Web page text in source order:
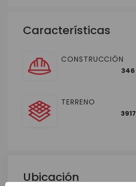
Características
CONSTRUCCIÓN
346
TERRENO
3917
Ubicación